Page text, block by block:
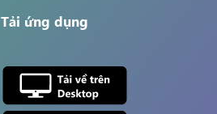
Tải ứng dụng